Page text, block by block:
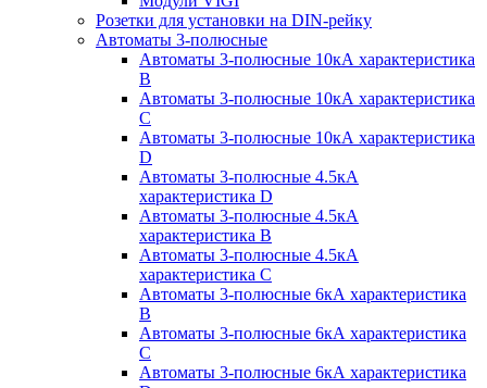
Розетки для установки на DIN-рейку
Автоматы 3-полюсные
Автоматы 3-полюсные 10кА характеристика
B
Автоматы 3-полюсные 10кА характеристика
C
Автоматы 3-полюсные 10кА характеристика
D
Автоматы 3-полюсные 4.5кА
характеристика D
Автоматы 3-полюсные 4.5кА
характеристика В
Автоматы 3-полюсные 4.5кА
характеристика С
Автоматы 3-полюсные 6кА характеристика
B
Автоматы 3-полюсные 6кА характеристика
C
Автоматы 3-полюсные 6кА характеристика